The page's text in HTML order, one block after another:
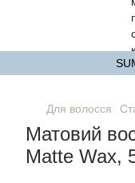
Для волосся
Матовий
Matte Wax,